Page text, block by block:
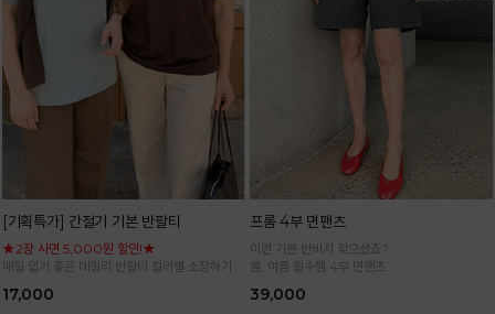
[기획특가] 간절기 기본 반팔티
★2장 사면 5,000원 할인!★
매일 입기 좋은 데일리 반팔티 컬러별 소장하기
17,000
프롬 4부 면팬츠
이런 기본 반바지 찾으셨죠?
봄, 여름 필수템 4부 면팬츠
39,000